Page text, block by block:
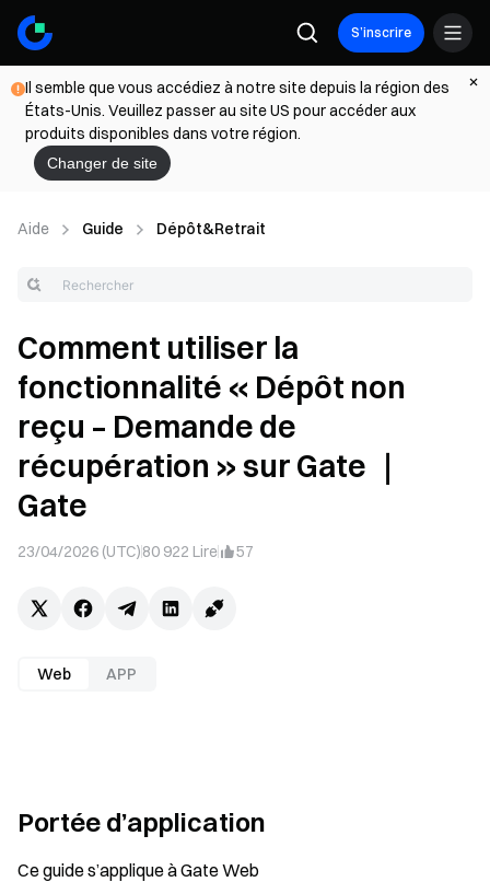
S’inscrire
Il semble que vous accédiez à notre site depuis la région des
États-Unis. Veuillez passer au site US pour accéder aux
produits disponibles dans votre région.
Changer de site
Aide Guide Dépôt&Retrait
Comment utiliser la
fonctionnalité « Dépôt non
reçu – Demande de
récupération » sur Gate ｜
Gate
23/04/2026 (UTC)80 922 Lire 57
Web APP
Portée d’application
Ce guide s’applique à Gate Web